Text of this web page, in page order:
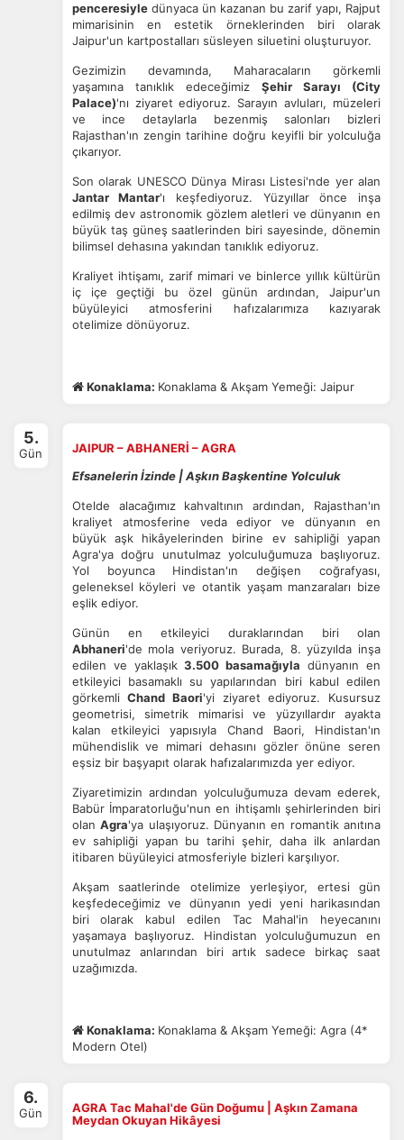
penceresiyledünyaca ün kazanan bu zarif yapı, Rajput
mimarisinin en estetik örneklerinden biri olarak
Jaipur'un kartpostalları süsleyen siluetini oluşturuyor.
Gezimizin devamında, Maharacaların görkemli
yaşamına tanıklık edeceğimiz Şehir Sarayı (City
Palace)'nı ziyaret ediyoruz. Sarayın avluları, müzeleri
ve ince detaylarla bezenmiş salonları bizleri
Rajasthan'ın zengin tarihine doğru keyifli bir yolculuğa
çıkarıyor.
Son olarak UNESCO Dünya Mirası Listesi'nde yer alan
Jantar Mantar'ı keşfediyoruz. Yüzyıllar önce inşa
edilmiş dev astronomik gözlem aletleri ve dünyanın en
büyük taş güneş saatlerinden biri sayesinde, dönemin
bilimsel dehasına yakından tanıklık ediyoruz.
Kraliyet ihtişamı, zarif mimari ve binlerce yıllık kültürün
iç içe geçtiği bu özel günün ardından, Jaipur'un
büyüleyici atmosferini hafızalarımıza kazıyarak
otelimize dönüyoruz.
Konaklama: Konaklama & Akşam Yemeği: Jaipur
5.
Gün
JAIPUR – ABHANERİ – AGRA
Efsanelerin İzinde | Aşkın Başkentine Yolculuk
Otelde alacağımız kahvaltının ardından, Rajasthan'ın
kraliyet atmosferine veda ediyor ve dünyanın en
büyük aşk hikâyelerinden birine ev sahipliği yapan
Agra'ya doğru unutulmaz yolculuğumuza başlıyoruz.
Yol boyunca Hindistan'ın değişen coğrafyası,
geleneksel köyleri ve otantik yaşam manzaraları bize
eşlik ediyor.
Günün en etkileyici duraklarından biri olan
Abhaneri'de mola veriyoruz. Burada, 8. yüzyılda inşa
edilen ve yaklaşık3.500 basamağıyla dünyanın en
etkileyici basamaklı su yapılarından biri kabul edilen
görkemliChand Baori'yi ziyaret ediyoruz. Kusursuz
geometrisi, simetrik mimarisi ve yüzyıllardır ayakta
kalan etkileyici yapısıyla Chand Baori, Hindistan'ın
mühendislik ve mimari dehasını gözler önüne seren
eşsiz bir başyapıt olarak hafızalarımızda yer ediyor.
Ziyaretimizin ardından yolculuğumuza devam ederek,
Babür İmparatorluğu'nun en ihtişamlı şehirlerinden biri
olanAgra'ya ulaşıyoruz. Dünyanın en romantik anıtına
ev sahipliği yapan bu tarihi şehir, daha ilk anlardan
itibaren büyüleyici atmosferiyle bizleri karşılıyor.
Akşam saatlerinde otelimize yerleşiyor, ertesi gün
keşfedeceğimiz ve dünyanın yedi yeni harikasından
biri olarak kabul edilen Tac Mahal'in heyecanını
yaşamaya başlıyoruz. Hindistan yolculuğumuzun en
unutulmaz anlarından biri artık sadece birkaç saat
uzağımızda.
Konaklama: Konaklama & Akşam Yemeği: Agra (4*
Modern Otel)
6.
Gün
AGRA Tac Mahal'de Gün Doğumu | Aşkın Zamana
Meydan Okuyan Hikâyesi